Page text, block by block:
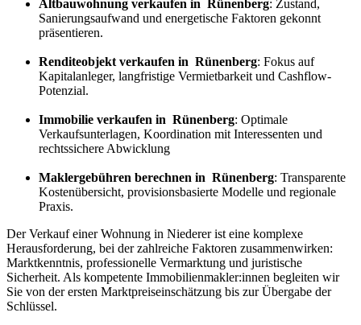
Altbauwohnung verkaufen in Rünenberg: Zustand,
Sanierungsaufwand und energetische Faktoren gekonnt
präsentieren.
Renditeobjekt verkaufen in Rünenberg: Fokus auf
Kapitalanleger, langfristige Vermietbarkeit und Cashflow-
Potenzial.
Immobilie verkaufen in Rünenberg: Optimale
Verkaufsunterlagen, Koordination mit Interessenten und
rechtssichere Abwicklung
Maklergebühren berechnen in Rünenberg: Transparente
Kostenübersicht, provisionsbasierte Modelle und regionale
Praxis.
Der Verkauf einer Wohnung in Niederer ist eine komplexe
Herausforderung, bei der zahlreiche Faktoren zusammenwirken:
Marktkenntnis, professionelle Vermarktung und juristische
Sicherheit. Als kompetente Immobilienmakler:innen begleiten wir
Sie von der ersten Marktpreiseinschätzung bis zur Übergabe der
Schlüssel.